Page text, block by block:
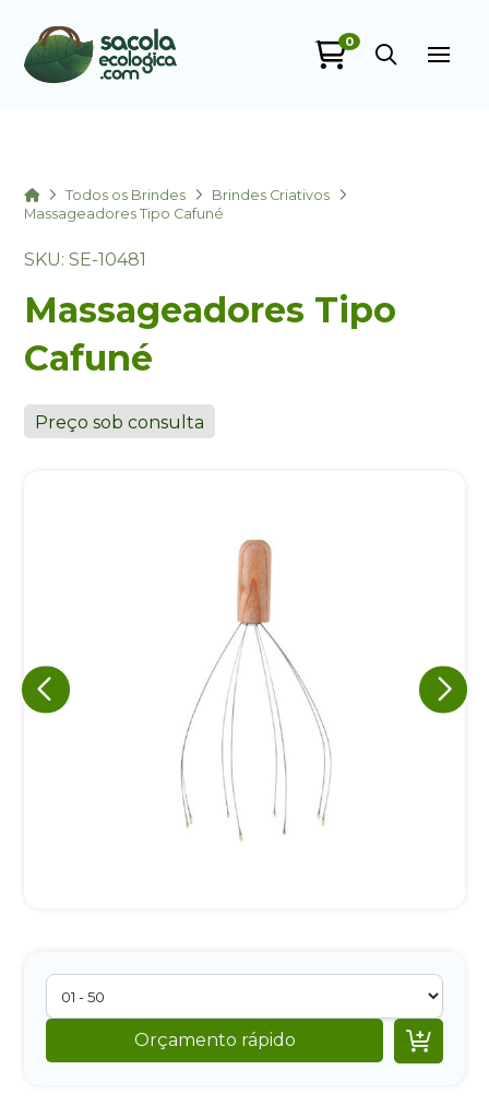
0
HomeTodos os Brindes
Brindes Criativos
Massageadores Tipo Cafuné
SKU: SE-10481
Massageadores Tipo
Cafuné
Preço sob consulta
Orçamento rápido 
Eu concordo em receber comunicações.
A nossa empresa está comprometida a proteger e respeitar
sua privacidade, utilizaremos seus dados apenas para fins
de marketing. Você pode alterar suas preferências a
Iniciar conversa